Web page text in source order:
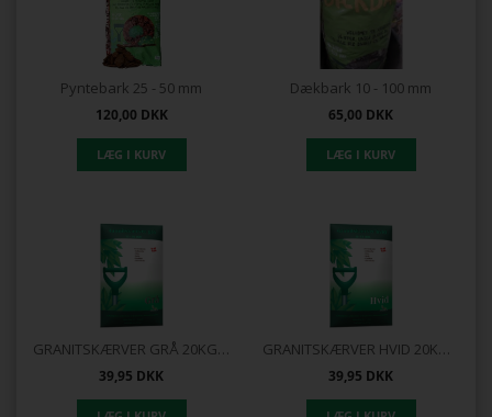
Pyntebark 25 - 50 mm
120,00 DKK
Dækbark 10 - 100 mm
65,00 DKK
GRANITSKÆRVER GRÅ 20KG CHAMPOST
39,95 DKK
GRANITSKÆRVER HVID 20KG CHAMPOST
39,95 DKK